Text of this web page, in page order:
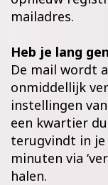
mailadres.
Heb je lang
De mail wordt
onmiddellijk
instellingen
een kwartier
terugvindt in je
minuten via
halen.